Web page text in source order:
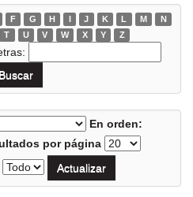
F G H I J K L M
N
T U V W X Y Z
En orden:
por página